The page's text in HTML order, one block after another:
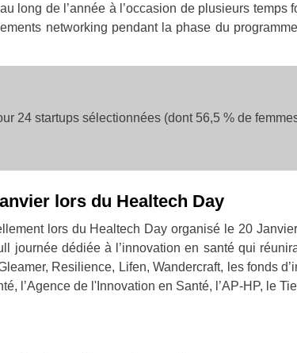
long de l’année à l’occasion de plusieurs
networking pendant la phase du
24 startups sélectionnées (dont 56,5 % de
lors du Healtech Day
lors du Healtech Day organisé le 20
journée dédiée à l’innovation en santé qui
Resilience, Lifen, Wandercraft, les fonds
l’Agence de l'Innovation en Santé, l’AP-HP, le